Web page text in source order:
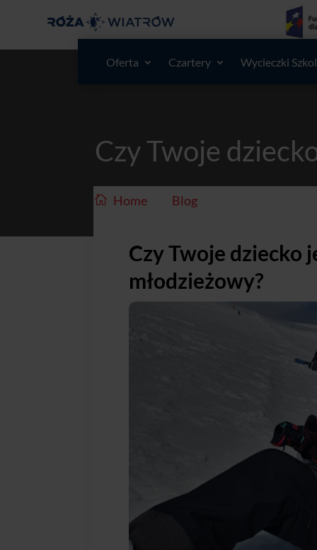
Oferta Czartery Wycieczki
Czy Twoje
Home Blog
Czy Twoje dziecko
młodzieżowy?